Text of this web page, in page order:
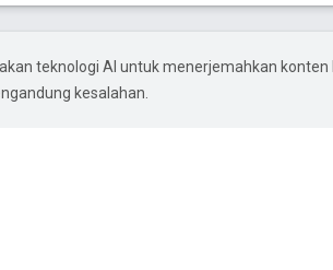
teknologi AI untuk menerjemahkan konten
kesalahan.